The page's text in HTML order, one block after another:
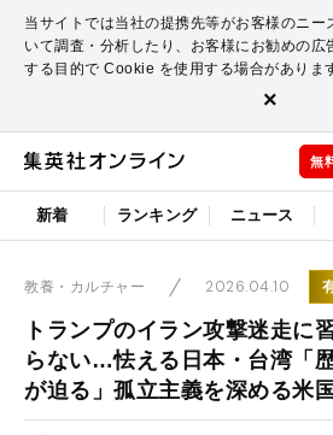
当サイトでは当社の提携先等がお客様のニー
いて調査・分析したり、お客様にお勧めの広
する目的で Cookie を使用する場合がありま
×
無
新着 ランキング ニュース
教養・カルチャー 2026.04.10
トランプのイラン攻撃迷走に
らない…怯える日本・台湾「
が迫る」孤立主義を深める米国